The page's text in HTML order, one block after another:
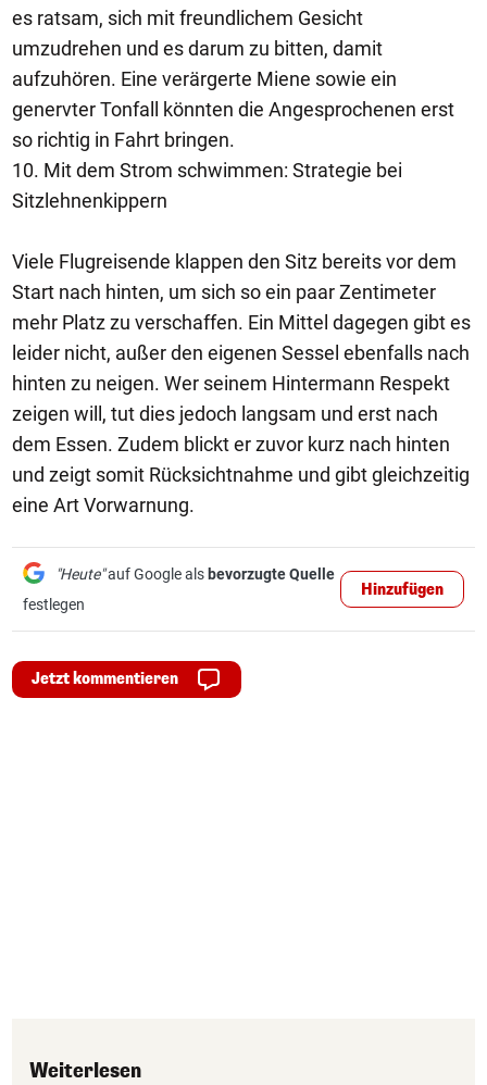
es ratsam, sich mit freundlichem Gesicht
umzudrehen und es darum zu bitten, damit
aufzuhören. Eine verärgerte Miene sowie ein
genervter Tonfall könnten die Angesprochenen erst
so richtig in Fahrt bringen.
10. Mit dem Strom schwimmen: Strategie bei
Sitzlehnenkippern
Viele Flugreisende klappen den Sitz bereits vor dem
Start nach hinten, um sich so ein paar Zentimeter
mehr Platz zu verschaffen. Ein Mittel dagegen gibt es
leider nicht, außer den eigenen Sessel ebenfalls nach
hinten zu neigen. Wer seinem Hintermann Respekt
zeigen will, tut dies jedoch langsam und erst nach
dem Essen. Zudem blickt er zuvor kurz nach hinten
und zeigt somit Rücksichtnahme und gibt gleichzeitig
eine Art Vorwarnung.
"Heute"auf Google als bevorzugte Quelle
festlegen
Hinzufügen
Jetzt kommentieren
Weiterlesen